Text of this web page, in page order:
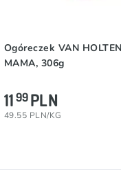
Ogóreczek VAN
MAMA, 306g
1199PLN
49.55 PLN/KG